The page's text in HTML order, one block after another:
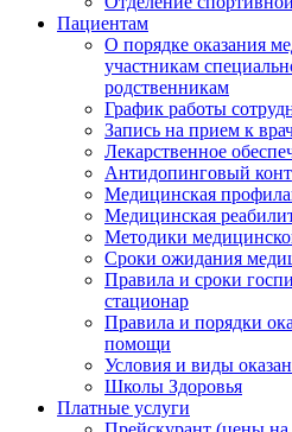
Пациентам
О порядке оказания
участникам
родственникам
График работы
Запись на прием к
Лекарственное
Антидопинговый
Медицинская
Медицинская
Методики
Сроки ожидания
Правила и сроки
стационар
Правила и порядки
помощи
Условия и виды
Школы Здоровья
Платные услуги